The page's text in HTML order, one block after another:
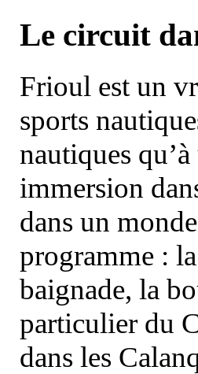
Le circuit
Frioul est un
sports
nautiques
immersion
dans un
programme :
baignade, la
particulier du
dans les